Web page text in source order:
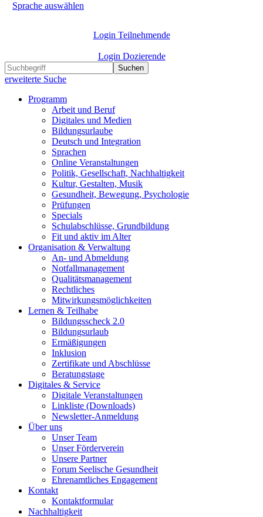
Sprache auswählen
Login Teilnehmende
Login Dozierende
Suchen
erweiterte Suche
Programm
Arbeit und Beruf
Digitales und Medien
Bildungsurlaube
Deutsch und Integration
Sprachen
Online Veranstaltungen
Politik, Gesellschaft, Nachhaltigkeit
Kultur, Gestalten, Musik
Gesundheit, Bewegung, Psychologie
Prüfungen
Specials
Schulabschlüsse, Grundbildung
Fit und aktiv im Alter
Organisation & Verwaltung
An- und Abmeldung
Notfallmanagement
Qualitätsmanagement
Rechtliches
Mitwirkungsmöglichkeiten
Lernen & Teilhabe
Bildungsscheck 2.0
Bildungsurlaub
Ermäßigungen
Inklusion
Zertifikate und Abschlüsse
Beratungstage
Digitales & Service
Digitale Veranstaltungen
Linkliste (Downloads)
Newsletter-Anmeldung
Über uns
Unser Team
Unser Förderverein
Unsere Partner
Forum Seelische Gesundheit
Ehrenamtliches Engagement
Kontakt
Kontaktformular
Nachhaltigkeit